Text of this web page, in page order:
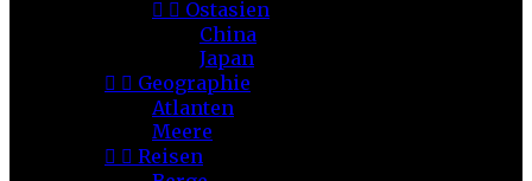
  Ostasien
China
Japan
  Geographie
Atlanten
Meere
  Reisen